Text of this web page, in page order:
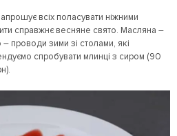
всіх поласувати ніжними
справжнє весняне свято. Масляна –
проводи зими зі столами, які
спробувати млинці з сиром (90